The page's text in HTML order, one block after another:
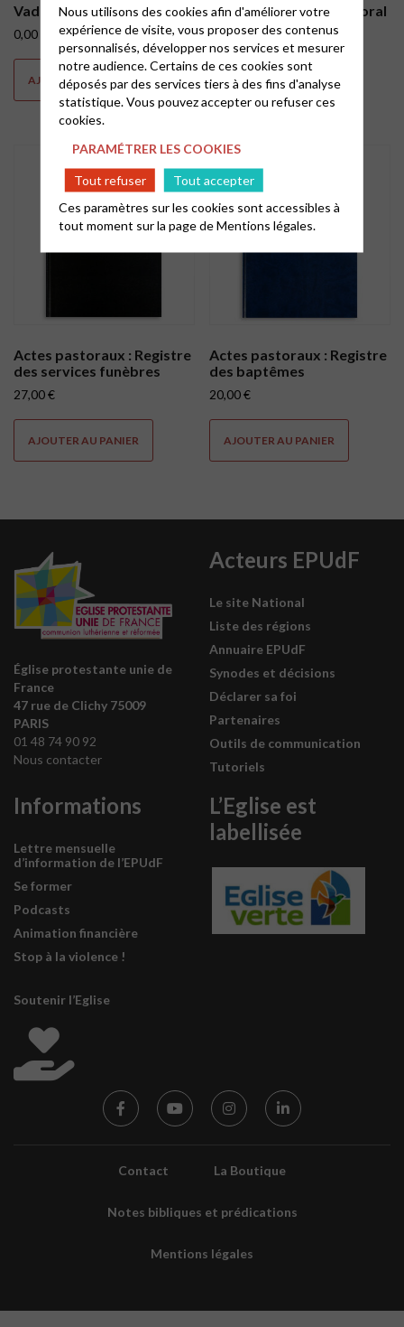
Vademecum RGPD
0,00
AJOUTER AU PANIER
Vivre le ministère pastoral
0,00€
AJOUTER AU PANIER
Actes pastoraux : Registre
des services funèbres
27,00€
AJOUTER AU PANIER
Actes pastoraux : Registre
des baptêmes
20,00€
AJOUTER AU PANIER
Église protestante unie de
France
47 rue de Clichy 75009
PARIS
01 48 74 90 92
Nous contacter
Acteurs EPUdF
Le site National
Liste des régions
Annuaire EPUdF
Synodes et décisions
Déclarer sa foi
Partenaires
Outils de communication
Tutoriels
Informations
Lettre mensuelle
d’information de l’EPUdF
Se former
Podcasts
Animation financière
Stop à la violence !
Soutenir l’Eglise
L’Eglise est
labellisée
Contact La Boutique
Notes bibliques et prédications
Mentions légales
Nous utilisons des cookies afin d'améliorer votre
expérience de visite, vous proposer des contenus
personnalisés, développer nos services et mesurer
notre audience. Certains de ces cookies sont
déposés par des services tiers à des fins d'analyse
statistique. Vous pouvez accepter ou refuser ces
cookies.
PARAMÉTRER LES COOKIES
Tout refuser
Tout accepter
Ces paramètres sur les cookies sont accessibles à
tout moment sur la page deMentions légales.